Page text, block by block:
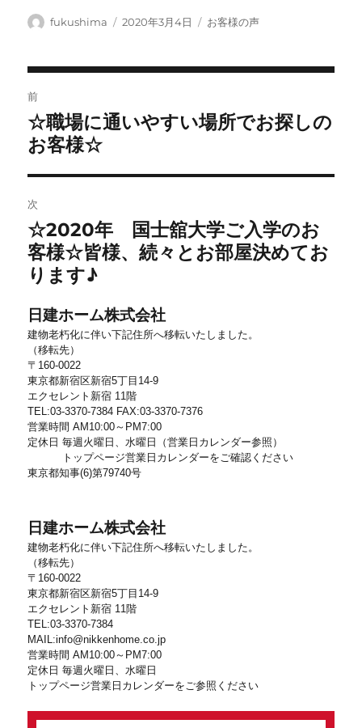
投
fukushima
投
2020年3月4日
カ
リ
お客様の声
稿
ナ
ビ
ゲ
シ
ョ
ン
前
前
の
投
☆職場に通いやすい場所でお探しの
お客様☆
次
次
の
投
稿:
☆2020年 国士舘大学ご入学のお
客様☆皆様、続々とお部屋決めてお
ります♪
日建ホーム株式会社
建物老朽化に伴い下記住所へ移転いたしました。
（移転先）
〒160-0022
東京都新宿区新宿5丁目14-9
エクセレント新宿 11階
TEL:03-3370-7384 FAX:03-3370-7376
営業時間 AM10:00～PM7:00
定休日 毎週火曜日、水曜日（営業日カレンダー参照）
トップページ営業日カレンダーをご確認ください
東京都知事(6)第79740号
日建ホーム株式会社
建物老朽化に伴い下記住所へ移転いたしました。
（移転先）
〒160-0022
東京都新宿区新宿5丁目14-9
エクセレント新宿 11階
TEL:03-3370-7384
MAIL:info@nikkenhome.co.jp
営業時間 AM10:00～PM7:00
定休日 毎週火曜日、水曜日
トップページ営業日カレンダーをご参照ください